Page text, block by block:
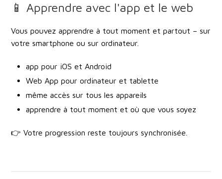
📱 Apprendre avec l'app et le web
Vous pouvez apprendre à tout moment et partout – sur
votre smartphone ou sur ordinateur.
app pour iOS et Android
Web App pour ordinateur et tablette
même accès sur tous les appareils
apprendre à tout moment et où que vous soyez
👉 Votre progression reste toujours synchronisée.